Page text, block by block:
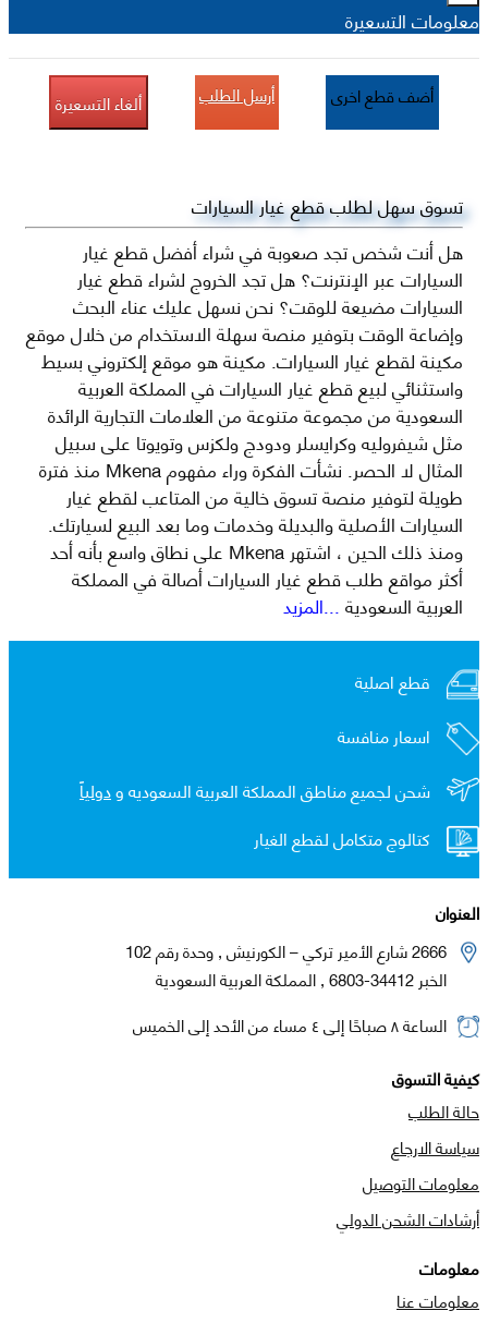
معلومات التسعيرة
أضف قطع اخرى أرسل الطلب ألغاء التسعيرة
تسوق سهل لطلب قطع غيار السيارات
هل أنت شخص تجد صعوبة في شراء أفضل قطع غيار
السيارات عبر الإنترنت؟ هل تجد الخروج لشراء قطع غيار
السيارات مضيعة للوقت؟ نحن نسهل عليك عناء البحث
وإضاعة الوقت بتوفير منصة سهلة الاستخدام من خلال موقع
مكينة لقطع غيار السيارات. مكينة هو موقع إلكتروني بسيط
واستثنائي لبيع قطع غيار السيارات في المملكة العربية
السعودية من مجموعة متنوعة من العلامات التجارية الرائدة
مثل شيفروليه وكرايسلر ودودج ولكزس وتويوتا على سبيل
المثال لا الحصر. نشأت الفكرة وراء مفهوم Mkena منذ فترة
طويلة لتوفير منصة تسوق خالية من المتاعب لقطع غيار
السيارات الأصلية والبديلة وخدمات وما بعد البيع لسيارتك.
ومنذ ذلك الحين ، اشتهر Mkena على نطاق واسع بأنه أحد
أكثر مواقع طلب قطع غيار السيارات أصالة في المملكة
العربية السعودية...المزيد
قطع اصلية
اسعار منافسة
شحن لجميع مناطق المملكة العربية السعوديه ودولياً
كتالوج متكامل لقطع الغيار
العنوان
2666 شارع الأمير تركي – الكورنيش , وحدة رقم 102
الخبر 34412-6803 , المملكة العربية السعودية
الساعة ٨ صباحًا إلى ٤ مساء من الأحد إلى الخميس
كيفية التسوق
حالة الطلب
سياسة الارجاع
معلومات التوصيل
أرشادات الشحن الدولي
معلومات
معلومات عنا